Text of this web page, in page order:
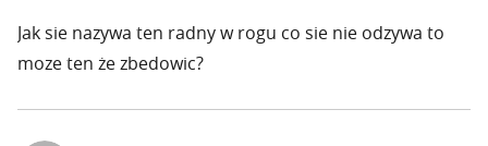
Jak sie nazywa ten radny w rogu co sie nie odzywa to
moze ten że zbedowic?